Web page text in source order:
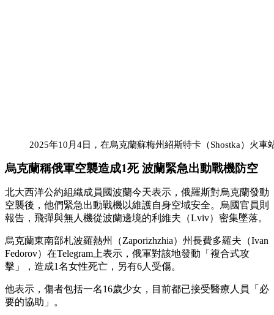
2025年10月4日，在烏克蘭蘇梅州紹斯特卡（Shostka）火
烏克蘭稱俄軍空襲造成1死 波蘭緊急出動戰機防空
北大西洋公約組織成員國波蘭今天表示，俄羅斯對烏克蘭發動
空襲後，他們緊急出動戰機以維護自身空域安全。烏國官員則
報告，飛彈與無人機從波蘭邊境的利維夫（Lviv）密集墜落。
烏克蘭東南部札波羅熱州（Zaporizhzhia）州長費多羅夫（Ivan
Fedorov）在Telegram上表示，俄軍對該地發動「複合式攻
擊」，造成1名女性死亡，另有6人受傷。
他表示，傷者包括一名16歲少女，目前都已接受醫療人員「必
要的協助」。